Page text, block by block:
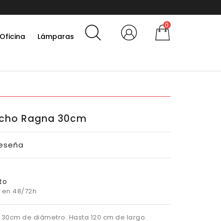
Oficina
Lámparas
0
Ragna 30cm
en 48/72h
de diámetro. Hasta 120 cm de largo.